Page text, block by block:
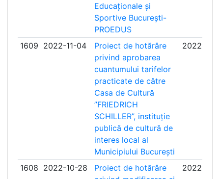
Educaționale și
Sportive București-
PROEDUS
1609 2022-11-04
Proiect de hotărâre
privind aprobarea
cuantumului tarifelor
practicate de către
Casa de Cultură
”FRIEDRICH
SCHILLER”, instituție
publică de cultură de
interes local al
Municipiului București
2022-11-
1608 2022-10-28
Proiect de hotărâre
2022-11-